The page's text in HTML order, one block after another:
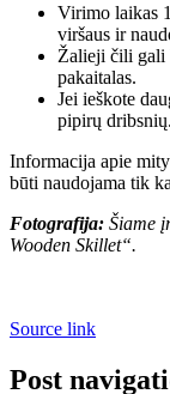
Virimo laikas
viršaus ir
Žalieji čili gali
pakaitalas.
Jei ieškote
pipirų dribsnių.
Informacija apie
būti naudojama tik
Fotografija: Šiame
Wooden Skillet“.
Source link
Post